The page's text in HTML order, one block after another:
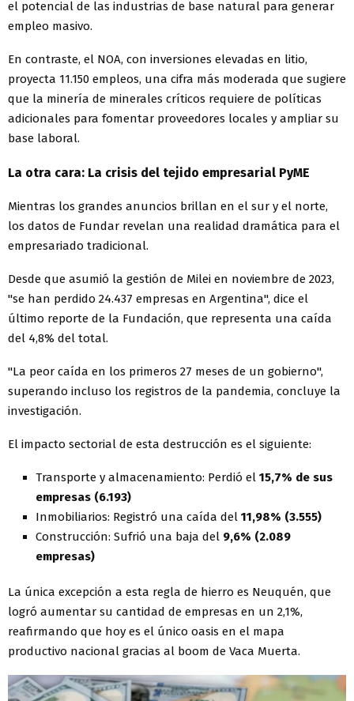
el potencial de las industrias de base natural para generar
empleo masivo.
En contraste, el NOA, con inversiones elevadas en litio,
proyecta 11.150 empleos, una cifra más moderada que sugiere
que la minería de minerales críticos requiere de políticas
adicionales para fomentar proveedores locales y ampliar su
base laboral.
La otra cara: La crisis del tejido empresarial PyME
Mientras los grandes anuncios brillan en el sur y el norte,
los datos de Fundar revelan una realidad dramática para el
empresariado tradicional.
Desde que asumió la gestión de Milei en noviembre de 2023,
"se han perdido 24.437 empresas en Argentina", dice el
último reporte de la Fundación, que representa una caída
del 4,8% del total.
"La peor caída en los primeros 27 meses de un gobierno",
superando incluso los registros de la pandemia, concluye la
investigación.
El impacto sectorial de esta destrucción es el siguiente:
Transporte y almacenamiento: Perdió el 15,7% de sus
empresas (6.193)
Inmobiliarios: Registró una caída del 11,98% (3.555)
Construcción: Sufrió una baja del 9,6% (2.089
empresas)
La única excepción a esta regla de hierro es Neuquén, que
logró aumentar su cantidad de empresas en un 2,1%,
reafirmando que hoy es el único oasis en el mapa
productivo nacional gracias al boom de Vaca Muerta.